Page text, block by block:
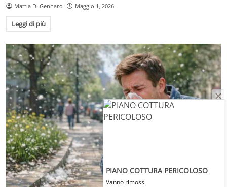
Mattia Di Gennaro Maggio 1, 2026
Leggi di più
PIANO COTTURA PERICOLOSO
Vanno rimossi